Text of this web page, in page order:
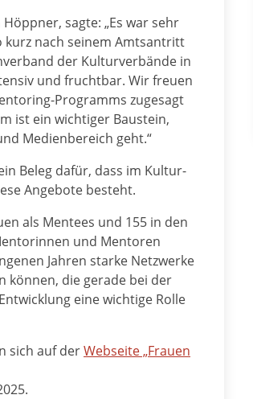
sagte: „Es war sehr
nach seinem Amtsantritt
der Kulturverbände in
und fruchtbar. Wir freuen
Programms zugesagt
ist ein wichtiger Baustein,
Medienbereich geht.“
Beleg dafür, dass im Kultur-
Angebote besteht.
als Mentees und 155 in den
und Mentoren
Jahren starke Netzwerke
können, die gerade bei der
eine wichtige Rolle
sich auf derWebseite „Frauen